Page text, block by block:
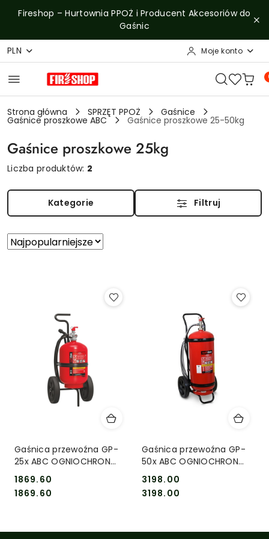
Przejdź do treści głównej
Przejdź do wyszukiwarki
Przejdź do moje konto
Przejdź do menu głównego
Przejdź do stopki
Fireshop – Hurtownia PPOŻ i Producent Akcesoriów do
Gaśnic
PLN Moje konto
Strona główna SPRZĘT PPOŻ Gaśnice
Gaśnice proszkowe ABC Gaśnice proszkowe 25-50kg
Gaśnice proszkowe 25kg
Liczba produktów: 2
Kategorie Filtruj
Zastosowano
sortowanie:
Sortuj
według
Gaśnica przewoźna GP-
25x ABC OGNIOCHRON
(Agregat proszkowy)
Cena:
1869.60
Cena:
1869.60
Gaśnica przewoźna GP-
50x ABC OGNIOCHRON
(Agregat proszkowy)
Cena:
3198.00
Cena:
3198.00